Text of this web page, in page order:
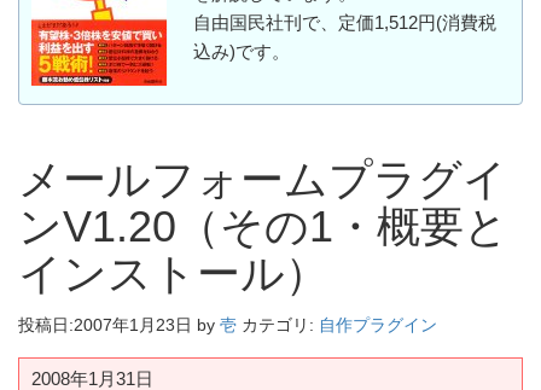
自由国民社刊で、定価1,512円(消費税
込み)です。
メールフォームプラグイ
ンV1.20（その1・概要と
インストール）
投稿日:2007年1月23日 by 壱 カテゴリ: 自作プラグイン
2008年1月31日